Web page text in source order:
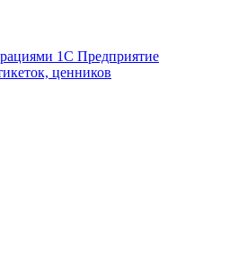
1С Предприятие
ценников